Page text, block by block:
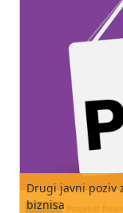
Drugi javni poziv
biznisa